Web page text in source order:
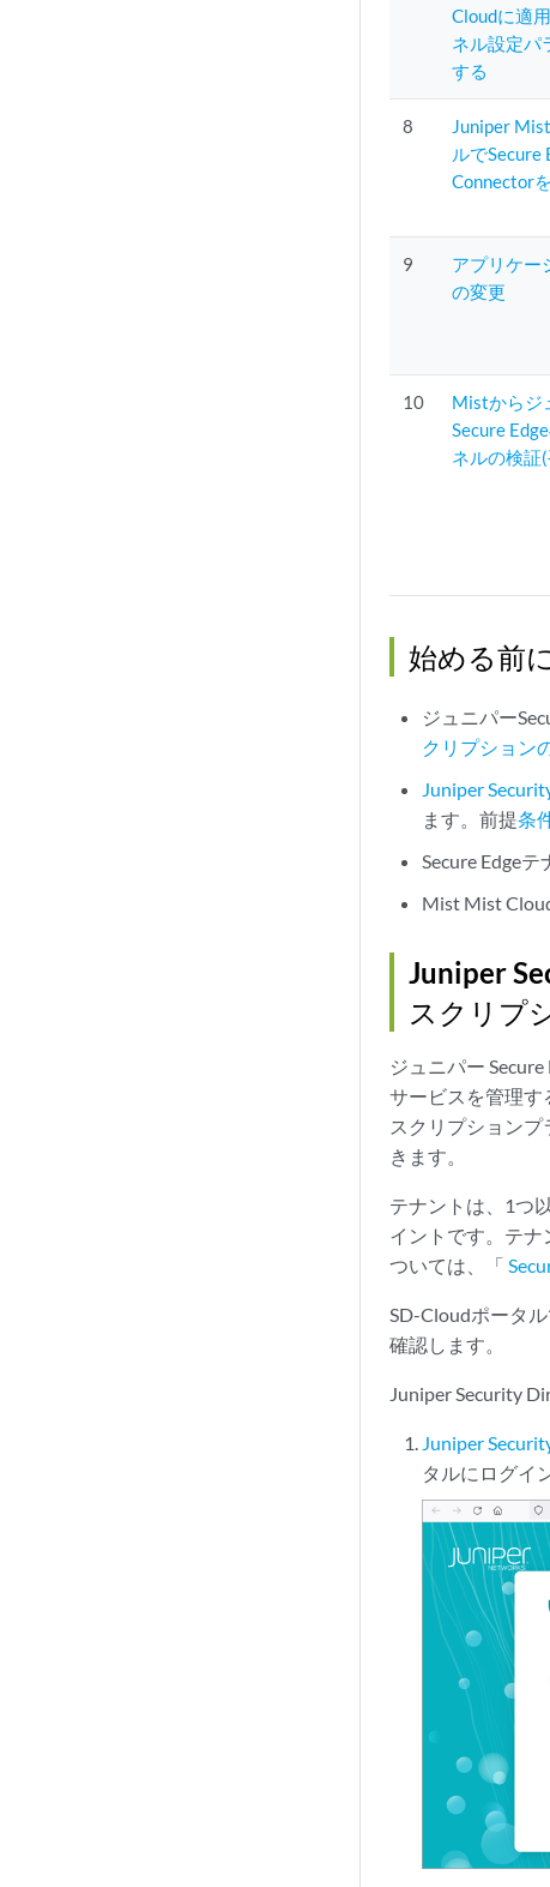
Cloudに適
ネル設定パ
する
8
Juniper
ルでSecure
Connector
9
アプリケー
の変更
10
Mistからジ
Secure
ネルの検証
始める前に
ジュニパー
クリプション
Juniper
ます。前提条
Secure Edge
Mist Mist
Juniper
スクリプ
ジュニパー
サービスを管理す
スクリプション
きます。
テナントは、1つ
イントです。テナ
ついては、「
SD-Cloudポータ
確認します。
Juniper Security
Juniper
タルにログイ